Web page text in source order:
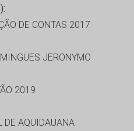
DE CONTAS 2017
JERONYMO
2019
DE AQUIDAUANA